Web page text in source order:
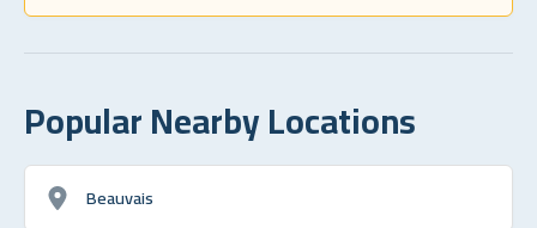
Popular Nearby Locations
Beauvais